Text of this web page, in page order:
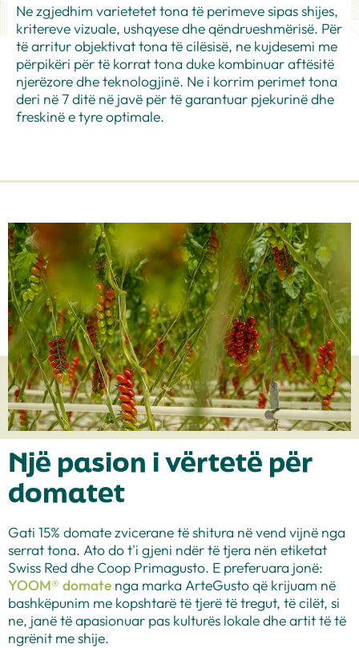
Ne zgjedhim varietetet tona të perimeve sipas shijes,
kritereve vizuale, ushqyese dhe qëndrueshmërisë. Për
të arritur objektivat tona të cilësisë, ne kujdesemi me
përpikëri për të korrat tona duke kombinuar aftësitë
njerëzore dhe teknologjinë. Ne i korrim perimet tona
deri në 7 ditë në javë për të garantuar pjekurinë dhe
freskinë e tyre optimale.
Një pasion i vërtetë për
domatet
Gati 15% domate zvicerane të shitura në vend vijnë nga
serrat tona. Ato do t'i gjeni ndër të tjera nën etiketat
Swiss Red dhe Coop Primagusto. E preferuara jonë:
YOOM® domate nga marka ArteGusto që krijuam në
bashkëpunim me kopshtarë të tjerë të tregut, të cilët, si
ne, janë të apasionuar pas kulturës lokale dhe artit të të
ngrënit me shije.